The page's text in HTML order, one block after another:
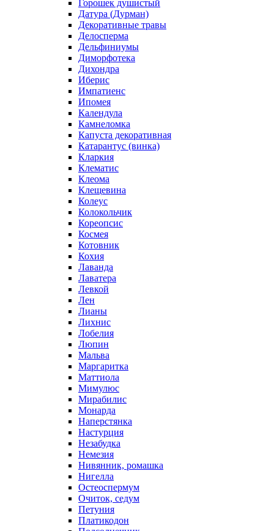
Горошек душистый
Датура (Дурман)
Декоративные травы
Делосперма
Дельфиниумы
Диморфотека
Дихондра
Иберис
Импатиенс
Ипомея
Календула
Камнеломка
Капуста декоративная
Катарантус (винка)
Кларкия
Клематис
Клеома
Клещевина
Колеус
Колокольчик
Кореопсис
Космея
Котовник
Кохия
Лаванда
Лаватера
Левкой
Лен
Лианы
Лихнис
Лобелия
Люпин
Мальва
Маргаритка
Маттиола
Мимулюс
Мирабилис
Монарда
Наперстянка
Настурция
Незабудка
Немезия
Нивянник, ромашка
Нигелла
Остеоспермум
Очиток, седум
Петуния
Платикодон